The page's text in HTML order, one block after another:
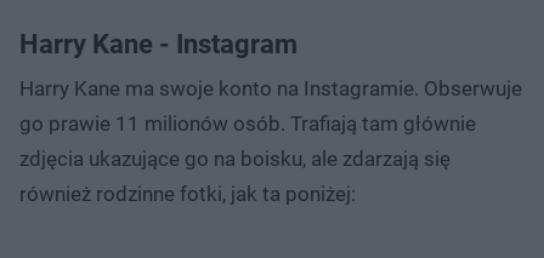
Harry Kane - Instagram
Harry Kane ma swoje konto na Instagramie. Obserwuje
go prawie 11 milionów osób. Trafiają tam głównie
zdjęcia ukazujące go na boisku, ale zdarzają się
również rodzinne fotki, jak ta poniżej: